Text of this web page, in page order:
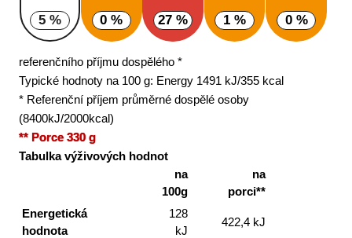
5 % 0 % 27 % 1 % 0 %
referenčního příjmu dospělého *
Typické hodnoty na 100 g: Energy 1491 kJ/355 kcal
* Referenční příjem průměrné dospělé osoby
(8400kJ/2000kcal)
** Porce 330 g
Tabulka výživových hodnot
na
100g
na
porci**
Energetická
hodnota
128
kJ
422,4 kJ